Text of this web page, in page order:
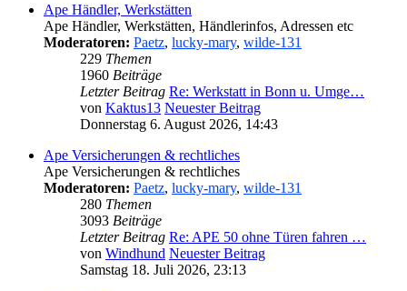
Ape Händler, Werkstätten
Ape Händler, Werkstätten, Händlerinfos, Adressen etc
Moderatoren: Paetz, lucky-mary, wilde-131
229 Themen
1960 Beiträge
Letzter Beitrag Re: Werkstatt in Bonn u. Umge…
von Kaktus13 Neuester Beitrag
Donnerstag 6. August 2026, 14:43
Ape Versicherungen & rechtliches
Ape Versicherungen & rechtliches
Moderatoren: Paetz, lucky-mary, wilde-131
280 Themen
3093 Beiträge
Letzter Beitrag Re: APE 50 ohne Türen fahren …
von Windhund Neuester Beitrag
Samstag 18. Juli 2026, 23:13